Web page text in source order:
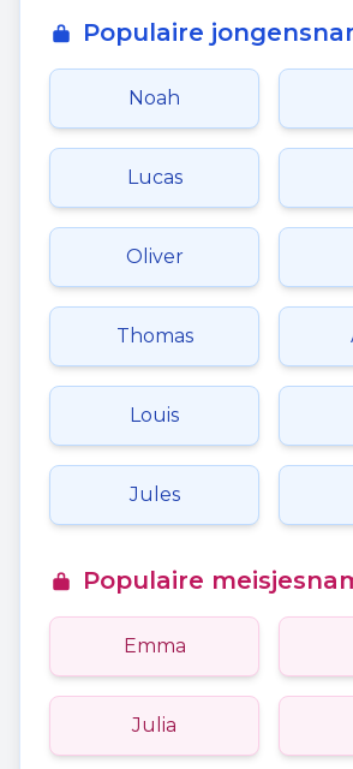
Populaire
Noah
Lucas
Oliver
Thomas
Louis
Jules
Populaire
Emma
Julia